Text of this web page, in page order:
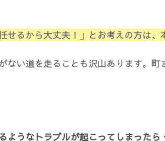
せるから大丈夫！」とお考えの方は
ない道を走ることも沢山あります。
ようなトラブルが起こってしまったら